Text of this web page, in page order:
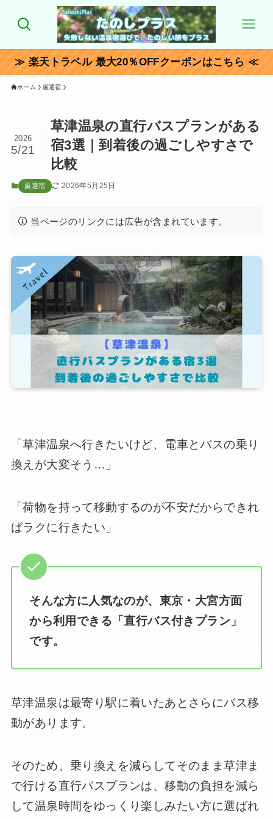
≫ 楽天トラベル 最大20％OFFクーポンはこちら ≪
ホーム 厳選宿
草津温泉の直行バスプランがある
宿3選｜到着後の過ごしやすさで
比較
2026
5/21
厳選宿 2026年5月25日
当ページのリンクには広告が含まれています。
「草津温泉へ行きたいけど、電車とバスの乗り
換えが大変そう…」
「荷物を持って移動するのが不安だからできれ
ばラクに行きたい」
そんな方に人気なのが、東京・大宮方面
から利用できる「直行バス付きプラン」
です。
草津温泉は最寄り駅に着いたあとさらにバス移
動があります。
そのため、乗り換えを減らしてそのまま草津ま
で行ける直行バスプランは、移動の負担を減ら
して温泉時間をゆっくり楽しみたい方に選ばれ